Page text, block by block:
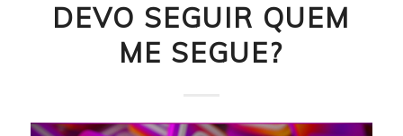
DEVO SEGUIR QUEM
ME SEGUE?